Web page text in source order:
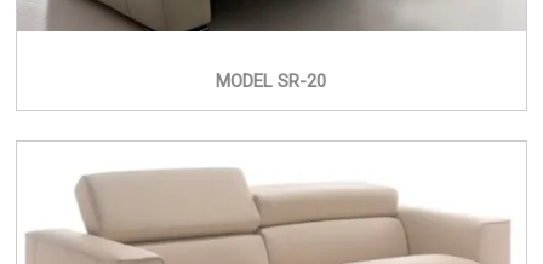
MODEL SR-20